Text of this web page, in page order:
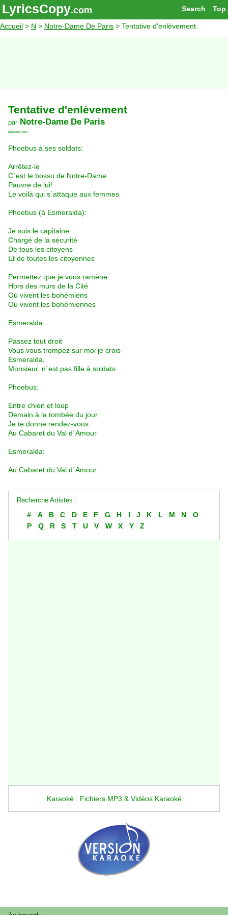
Top
Search
LyricsCopy.com
Accueil > N > Notre-Dame De Paris > Tentative d'enlèvement
Tentative d'enlèvement
par Notre-Dame De Paris
lyricscopy.com
Phoebus à ses soldats:
Arrêtez-le
C´est le bossu de Notre-Dame
Pauvre de lui!
Le voilà qui s´attaque aux femmes
Phoebus (à Esmeralda):
Je suis le capitaine
Chargé de la sécurité
De tous les citoyens
Et de toutes les citoyennes
Permettez que je vous ramène
Hors des murs de la Cité
Où vivent les bohémiens
Où vivent les bohémiennes
Esmeralda:
Passez tout droit
Vous vous trompez sur moi je crois
Esmeralda,
Monsieur, n´est pas fille à soldats
Phoebus:
Entre chien et loup
Demain à la tombée du jour
Je te donne rendez-vous
Au Cabaret du Val d´Amour
Esmeralda:
Au Cabaret du Val d´Amour
Recherche Artistes :
# A B C D E F G H I J K L M N
O
P
Q R S T U V W X Y Z
Karaoké : Fichiers MP3 & Vidéos Karaoké